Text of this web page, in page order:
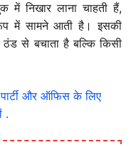
निखार लाना चाहती हैं,
में सामने आती है। इसकी
से बचाता है बल्कि किसी
और ऑफिस के लिए
.